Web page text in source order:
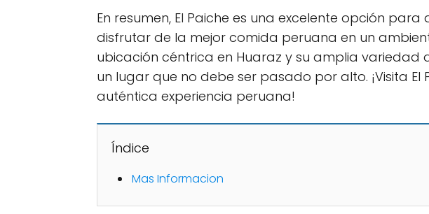
En resumen, El Paiche es una excelente opción
disfrutar de la mejor comida peruana en un
ubicación céntrica en Huaraz y su amplia variedad
un lugar que no debe ser pasado por alto. ¡Visita El
auténtica experiencia peruana!
Índice
Mas Informacion